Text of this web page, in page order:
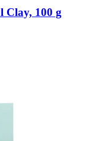
Clay, 100 g